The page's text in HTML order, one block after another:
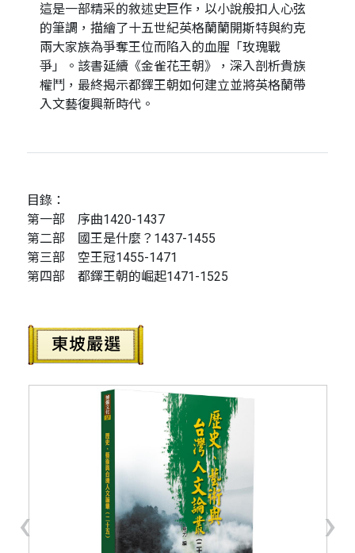
這是一部精采的敘述史巨作，以小說般扣人心弦
的筆調，描繪了十五世紀英格蘭蘭開斯特與約克
兩大家族為爭奪王位而陷入的血腥「玫瑰戰
爭」。該書延續《金雀花王朝》，深入剖析貴族
權鬥，最終揭示都鐸王朝如何建立並將英格蘭帶
入文藝復興新時代。
目錄：
第一部 序曲1420-1437
第二部 國王是什麼？1437-1455
第三部 空王冠1455-1471
第四部 都鐸王朝的崛起1471-1525
‹ ›